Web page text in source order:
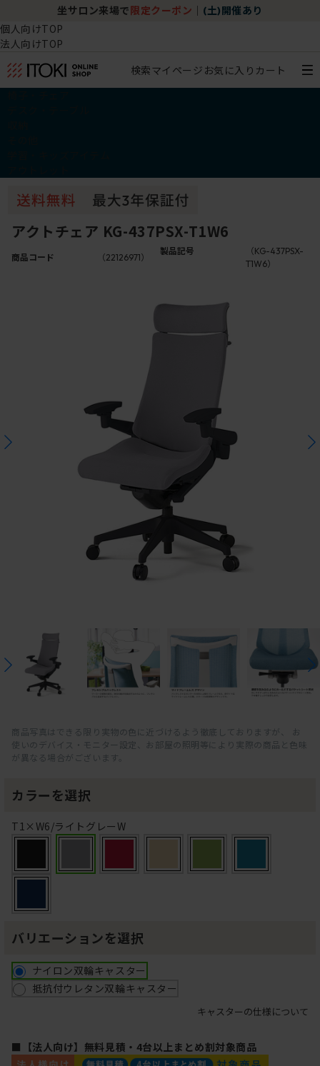
限定クーポン｜(土)開催あり チェア体験
個人向けTOP
法人向けTOP
検索マイページ お気に入り カート
アクトチェア KG-437PSX-T1W6
商品コード （22126971）
製品記号
（KG-437PSX-
T1W6）
商品写真はできる限り実物の色に近づけるよう徹底しておりますが、 お
使いのデバイス・モニター設定、お部屋の照明等により実際の商品と色味
が異なる場合がございます。
カラーを選択
T1×W6/ライトグレーW
バリエーションを選択
ナイロン双輪キャスター
抵抗付ウレタン双輪キャスター
キャスターの仕様について
■【法人向け】無料見積・4台以上まとめ割対象商品